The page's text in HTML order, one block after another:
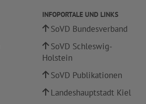
INFOPORTALE UND LINKS
SoVD Bundesverband
SoVD Schleswig-
Holstein
SoVD Publikationen
Landeshauptstadt Kiel